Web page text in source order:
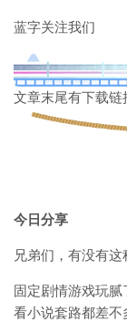
蓝字关注我们
文章末尾有下载链
今日分享
兄弟们，有没有这
固定剧情游戏玩
看小说套路都差不